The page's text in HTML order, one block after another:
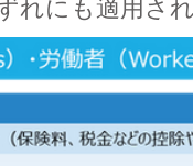
れにも適用さ